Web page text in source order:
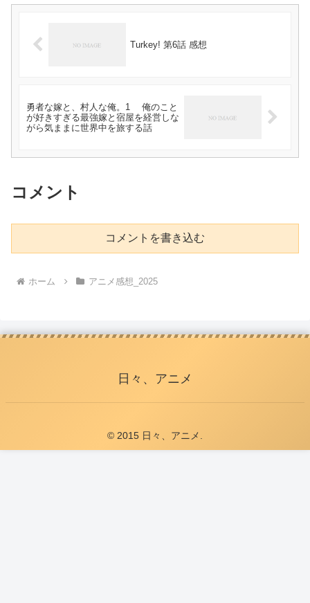
Turkey! 第6話 感想
勇者な嫁と、村人な俺。1 俺のこと
が好きすぎる最強嫁と宿屋を経営しな
がら気ままに世界中を旅する話
コメント
コメントを書き込む
ホーム アニメ感想_2025
日々、アニメ
© 2015 日々、アニメ.